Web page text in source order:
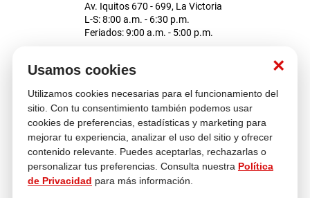
×
Usamos cookies
Utilizamos cookies necesarias para el funcionamiento del
sitio. Con tu consentimiento también podemos usar
cookies de preferencias, estadísticas y marketing para
mejorar tu experiencia, analizar el uso del sitio y ofrecer
contenido relevante. Puedes aceptarlas, rechazarlas o
personalizar tus preferencias. Consulta nuestra Política
de Privacidad para más información.
Av. Iquitos 670 - 699, La Victoria
L-S: 8:00 a.m. - 6:30 p.m.
Feriados: 9:00 a.m. - 5:00 p.m.
Atención al cliente
Descubre más